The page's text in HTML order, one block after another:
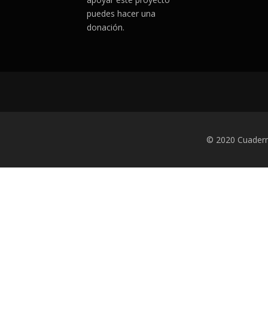
puedes hacer una
donación.
© 2020